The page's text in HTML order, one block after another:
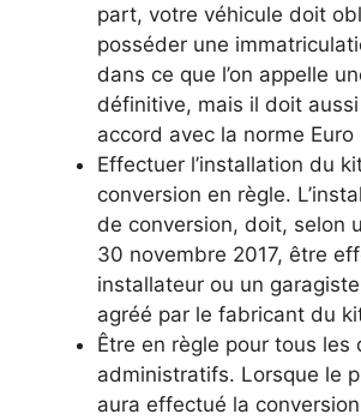
part, votre véhicule doit
posséder une
dans ce que l’on appelle
définitive, mais il doit
accord avec la norme Euro
Effectuer l’installation du
conversion en règle.
de conversion, doit, selon
30 novembre 2017, être
installateur ou un
agréé par le fabricant du
Être en règle pour tous les
administratifs. Lorsque le
aura effectué la